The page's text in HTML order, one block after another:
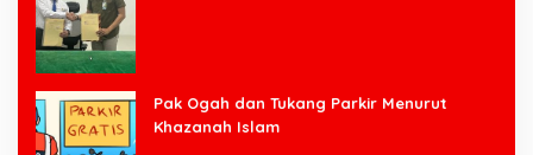
Pak Ogah dan Tukang Parkir Menurut
Khazanah Islam